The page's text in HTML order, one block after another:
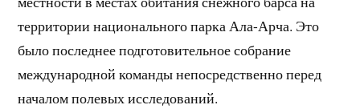
территории национального парка Ала-Арча. Это
было последнее подготовительное собрание
международной команды непосредственно перед
началом полевых исследований.